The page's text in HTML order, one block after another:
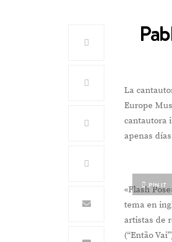
La
Europe
cantautora
apenas
PIN IT
«Flash
tema en
artistas de
(“Então